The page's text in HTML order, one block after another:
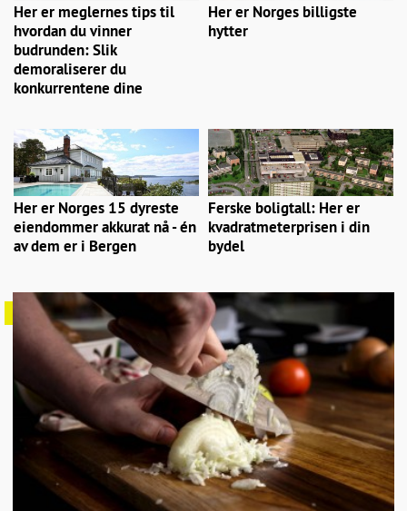
Her er meglernes tips til
hvordan du vinner
budrunden: Slik
demoraliserer du
konkurrentene dine
Her er Norges billigste
hytter
Her er Norges 15 dyreste
eiendommer akkurat nå - én
av dem er i Bergen
Ferske boligtall: Her er
kvadratmeterprisen i din
bydel